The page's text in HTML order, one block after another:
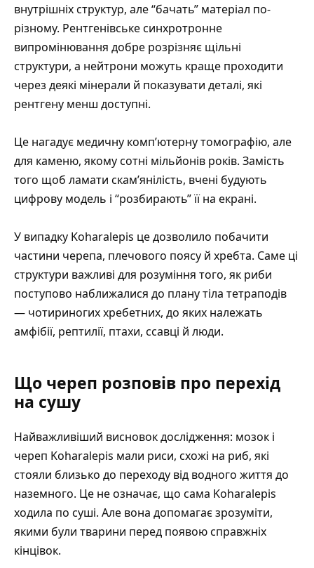
внутрішніх структур, але “бачать” матеріал по-
різному. Рентгенівське синхротронне
випромінювання добре розрізняє щільні
структури, а нейтрони можуть краще проходити
через деякі мінерали й показувати деталі, які
рентгену менш доступні.
Це нагадує медичну комп’ютерну томографію, але
для каменю, якому сотні мільйонів років. Замість
того щоб ламати скам’янілість, вчені будують
цифрову модель і “розбирають” її на екрані.
У випадку Koharalepis це дозволило побачити
частини черепа, плечового поясу й хребта. Саме ці
структури важливі для розуміння того, як риби
поступово наближалися до плану тіла тетраподів
— чотириногих хребетних, до яких належать
амфібії, рептилії, птахи, ссавці й люди.
Що череп розповів про перехід
на сушу
Найважливіший висновок дослідження: мозок і
череп Koharalepis мали риси, схожі на риб, які
стояли близько до переходу від водного життя до
наземного. Це не означає, що сама Koharalepis
ходила по суші. Але вона допомагає зрозуміти,
якими були тварини перед появою справжніх
кінцівок.